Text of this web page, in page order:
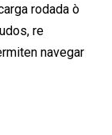
rodada ò
re
navegar